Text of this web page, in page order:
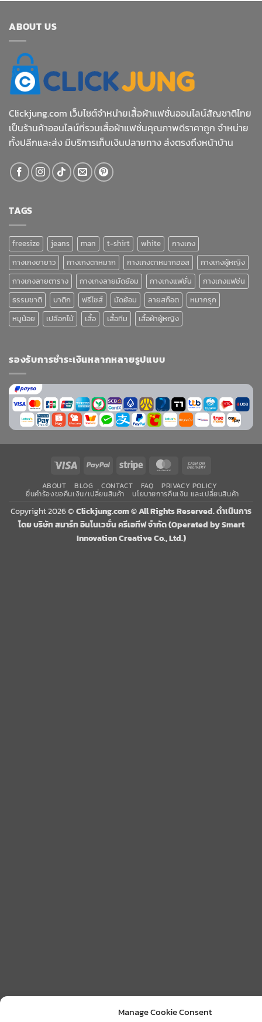
Manage Cookie Consent
ABOUT US
Clickjung.com เว็บไซต์จำหน่ายเสื้อผ้าแฟชั่นออนไลน์สัญชาติไทย
เป็นร้านค้าออนไลน์ที่รวมเสื้อผ้าแฟชั่นคุณภาพดีราคาถูก จำหน่าย
ทั้งปลีกและส่ง มีบริการเก็บเงินปลายทาง ส่งตรงถึงหน้าบ้าน
TAGS
freesize jeans man t-shirt white
กางเกง
กางเกงขายาว
กางเกงตาหมาก กางเกงตาหมากฮอส
กางเกงผู้หญิง
กางเกงลายตาราง
กางเกงลายมัดย้อม กางเกงแฟชั่น
กางเกงแฟช่น
ธรรมชาติ
บาติก ฟรีไซส์ มัดย้อม ลายสก๊อต
หมากรุก
หมูน้อย
เปลือกไม้ เสื้อ เสื้อทีม เสื้อผ้าผู้หญิง
รองรับการชำระเงินหลากหลายรูปแบบ
Visa PayPal Stripe MasterCard
Delivery
ABOUT BLOG CONTACT FAQ PRIVACY POLICY
ยื่นคำร้องขอคืนเงิน/เปลี่ยนสินค้า นโยบายการคืนเงิน และเปลี่ยนสินค้า
Copyright 2026 ©Clickjung.com © All Rights Reserved. ดำเนินการ
โดย บริษัท สมาร์ท อินโนเวชั่น ครีเอทีฟ จำกัด (Operated by Smart
Innovation Creative Co., Ltd.)